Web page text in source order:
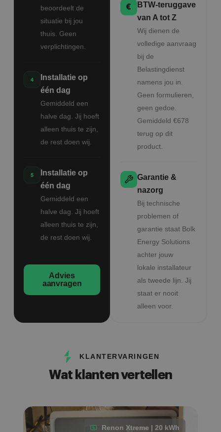
beoordeelt de
situatie bij jou
thuis. Geen
verplichtingen.
Installatie op
één dag
Gemiddeld een
halve dag. Jij hoeft
alleen thuis te zijn,
de rest doen wij.
Installatie op
één dag
Gemiddeld een
halve dag. Jij hoeft
alleen thuis te zijn,
de rest doen wij.
Advies
aanvragen
BTW-teruggave
van A tot Z
Wij dienen de
volledige aanvraag
bij de
Belastingdienst
namens jou in.
Geen formulieren,
geen gedoe.
Gemiddeld €678
terug op dit
product.
Garantie &
nazorg
Bij technische
problemen of
garantie staat Bolk
Energy Solutions
achter jouw
lokale installateur
als tweede lijn. Jij
staat er nooit
alleen voor.
KLANTERVARINGEN
Wat klanten vertellen
Renon Xtreme | 20 kWh